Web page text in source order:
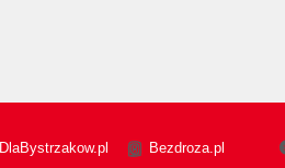
DlaBystrzakow.pl Bezdroza.pl